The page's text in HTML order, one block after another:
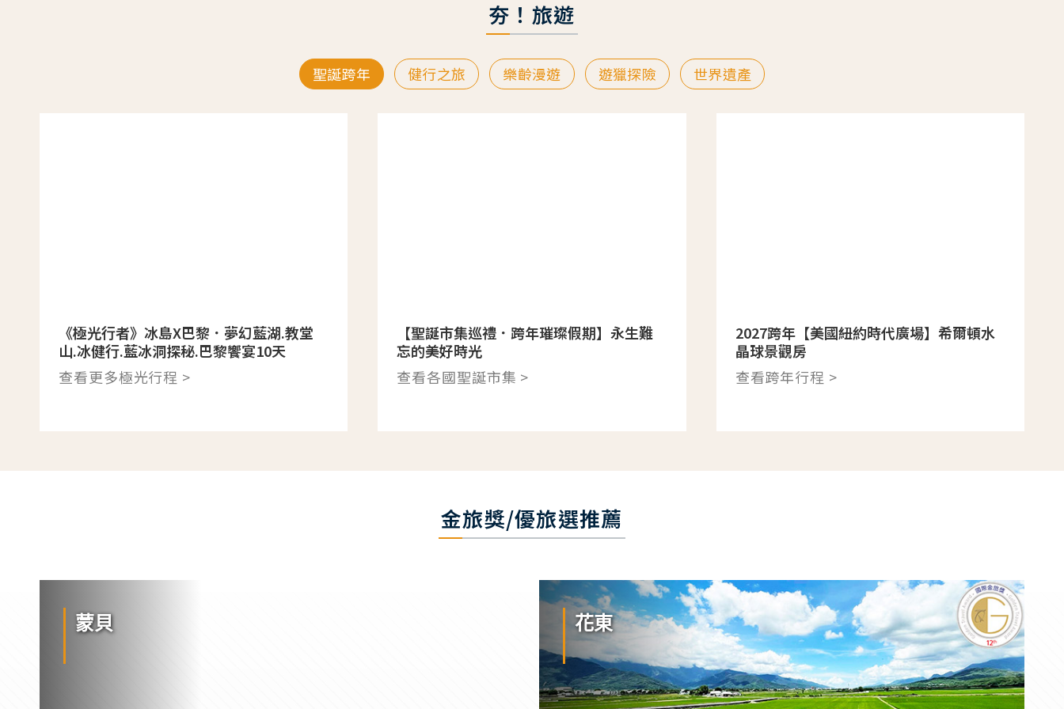
夯！旅遊
聖誕跨年 健行之旅 樂齡漫遊 遊獵探險 世界遺產
《極光行者》冰島X巴黎．夢幻藍湖.教堂
山.冰健行.藍冰洞探秘.巴黎饗宴10天
查看更多極光行程 >
【聖誕市集巡禮．跨年璀璨假期】永生難
忘的美好時光
查看各國聖誕市集 >
2027跨年【美國紐約時代廣場】希爾頓水
晶球景觀房
查看跨年行程 >
金旅獎/優旅選推薦
蒙貝 花東